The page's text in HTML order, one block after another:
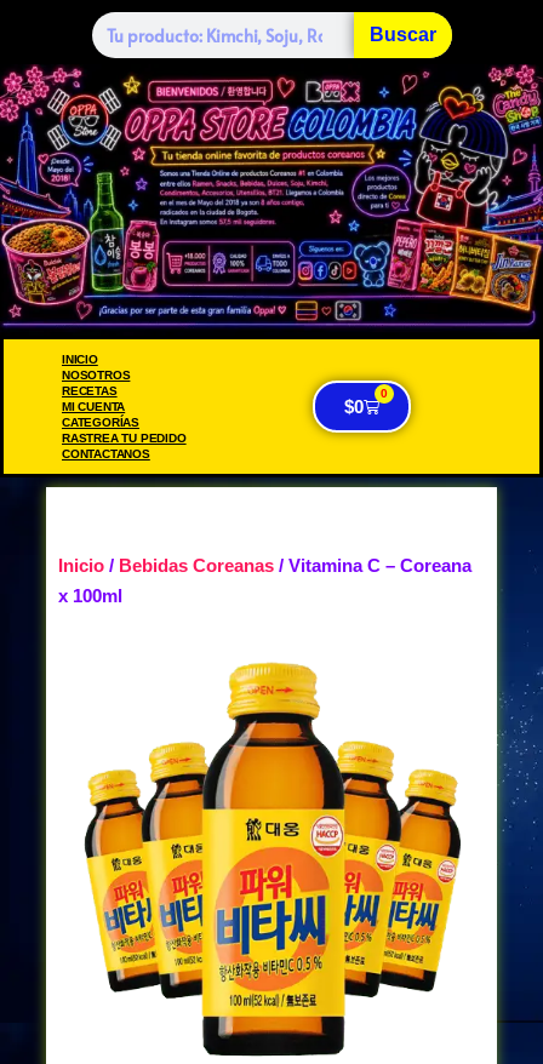
Buscar
INICIO
NOSOTROS
RECETAS
MI CUENTA
CATEGORÍAS
RASTREA TU PEDIDO
CONTACTANOS
$0
0
Inicio / Bebidas Coreanas / Vitamina C – Coreana
x 100ml